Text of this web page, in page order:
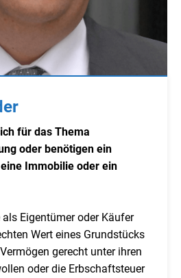
für das Thema
oder benötigen ein
Immobilie oder ein
Eigentümer oder Käufer
Wert eines Grundstücks
gerecht unter ihren
oder die Erbschaftsteuer